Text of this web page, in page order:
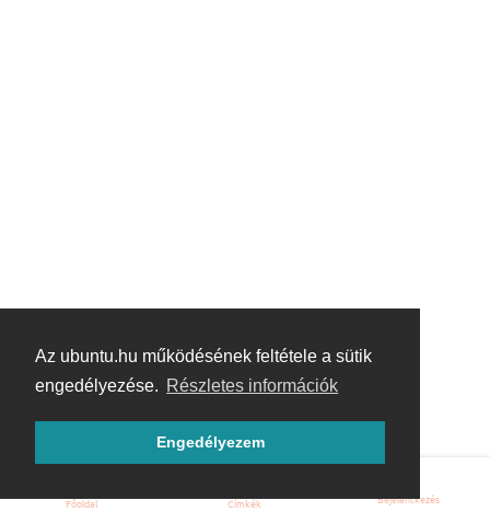
Az ubuntu.hu működésének feltétele a sütik
engedélyezése. Részletes információk
Engedélyezem
Főoldal Címkék Bejelentkezés